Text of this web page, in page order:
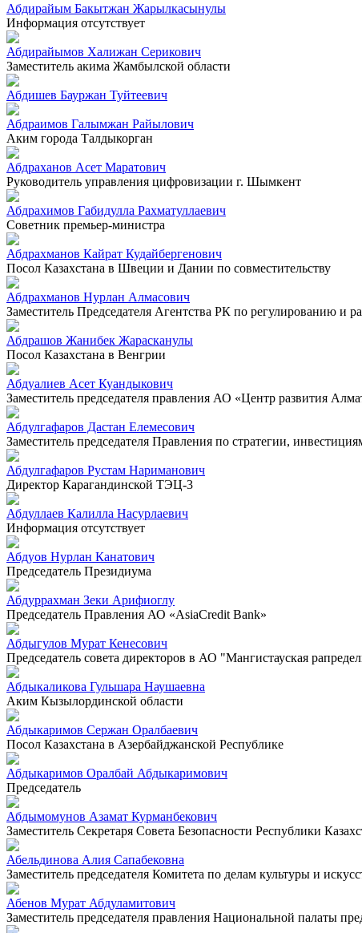
Абдирайым Бакытжан Жарылкасынулы
Информация отсутствует
Абдирайымов Халижан Серикович
Заместитель акима Жамбылской области
Абдишев Бауржан Туйтеевич
Абдраимов Галымжан Райылович
Аким города Талдыкорган
Абдраханов Асет Маратович
Руководитель управления цифровизации г. Шымкент
Абдрахимов Габидулла Рахматуллаевич
Советник премьер-министра
Абдрахманов Кайрат Кудайбергенович
Посол Казахстана в Швеции и Дании по совместительству
Абдрахманов Нурлан Алмасович
Заместитель Председателя Агентства РК по регулированию и
Абдрашов Жанибек Жарасканулы
Посол Казахстана в Венгрии
Абдуалиев Асет Куандыкович
Заместитель председателя правления АО «Центр развития
Абдулгафаров Дастан Елемесович
Заместитель председателя Правления по стратегии,
Абдулгафаров Рустам Нариманович
Директор Карагандинской ТЭЦ-3
Абдуллаев Калилла Насурлаевич
Информация отсутствует
Абдуов Нурлан Канатович
Председатель Президиума
Абдуррахман Зеки Арифиоглу
Председатель Правления АО «AsiaCredit Bank»
Абдыгулов Мурат Кенесович
Председатель совета директоров в АО "Мангистауская
Абдыкаликова Гульшара Наушаевна
Аким Кызылординской области
Абдыкаримов Сержан Оралбаевич
Посол Казахстана в Азербайджанской Республике
Абдыкаримов Оралбай Абдыкаримович
Председатель
Абдымомунов Азамат Курманбекович
Заместитель Секретаря Совета Безопасности Республики
Абельдинова Алия Сапабековна
Заместитель председателя Комитета по делам культуры и
Абенов Мурат Абдуламитович
Заместитель председателя правления Национальной палаты